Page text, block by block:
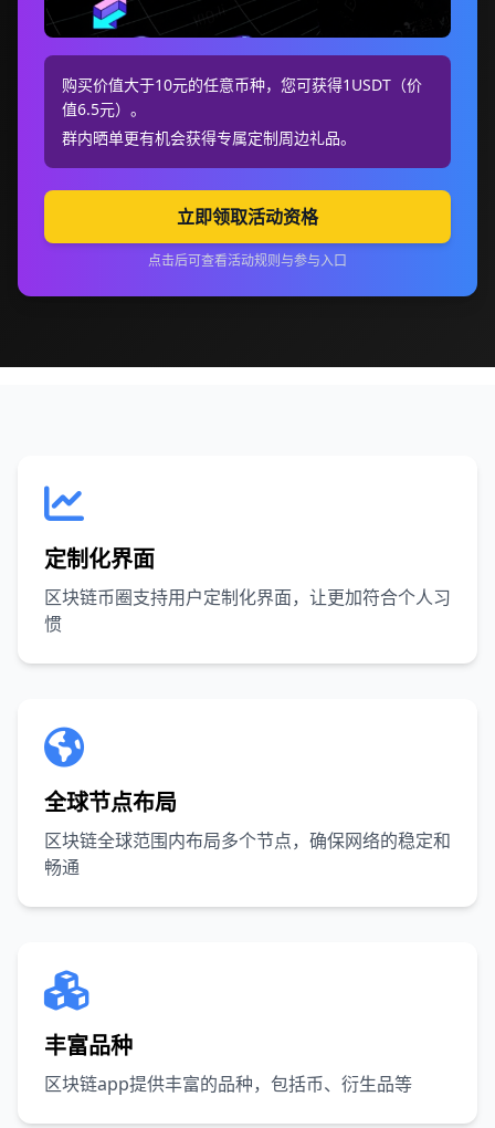
购买价值大于10元的任意币种，您可获得1USDT（价
值6.5元）。
群内晒单更有机会获得专属定制周边礼品。
立即领取活动资格
点击后可查看活动规则与参与入口
定制化界面
区块链币圈支持用户定制化界面，让更加符合个人习
惯
全球节点布局
区块链全球范围内布局多个节点，确保网络的稳定和
畅通
丰富品种
区块链app提供丰富的品种，包括币、衍生品等